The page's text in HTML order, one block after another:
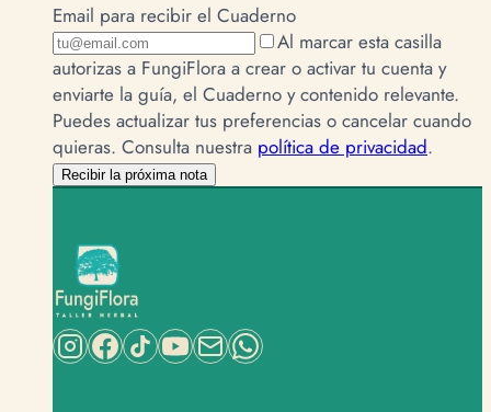
Email para recibir el Cuaderno
Al marcar esta casilla
autorizas a FungiFlora a crear o activar tu cuenta y
enviarte la guía, el Cuaderno y contenido relevante.
Puedes actualizar tus preferencias o cancelar cuando
quieras. Consulta nuestra política de privacidad.
Recibir la próxima nota